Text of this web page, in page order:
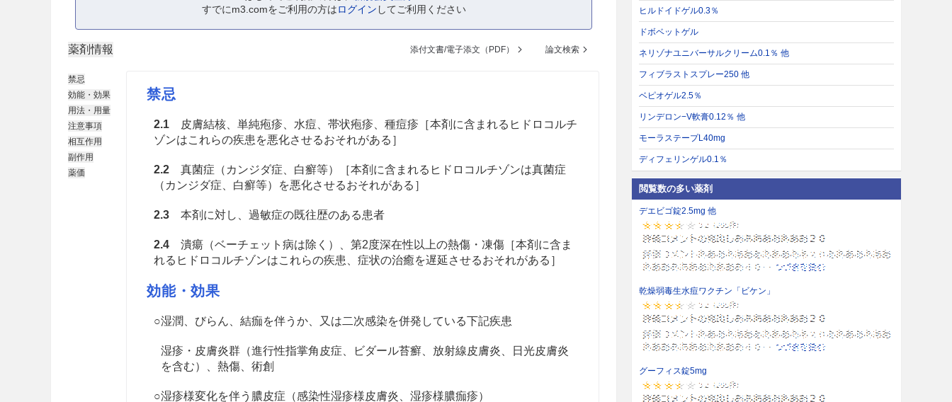
すでにm3.comをご利用の方はログイン してご利用ください
薬剤情報 添付文書/電子添文（PDF） 論文検索
禁忌
効能・効果
用法・用量
注意事項
相互作用
副作用
薬価
禁忌
2.1皮膚結核、単純疱疹、水痘、帯状疱疹、種痘疹［本剤に含まれるヒドロコルチ
ゾンはこれらの疾患を悪化させるおそれがある］
2.2真菌症（カンジダ症、白癬等）［本剤に含まれるヒドロコルチゾンは真菌症
（カンジダ症、白癬等）を悪化させるおそれがある］
2.3本剤に対し、過敏症の既往歴のある患者
2.4潰瘍（ベーチェット病は除く）、第2度深在性以上の熱傷・凍傷［本剤に含ま
れるヒドロコルチゾンはこれらの疾患、症状の治癒を遅延させるおそれがある］
効能・効果
○湿潤、びらん、結痂を伴うか、又は二次感染を併発している下記疾患
湿疹・皮膚炎群（進行性指掌角皮症、ビダール苔癬、放射線皮膚炎、日光皮膚炎
を含む）、熱傷、術創
○湿疹様変化を伴う膿皮症（感染性湿疹様皮膚炎、湿疹様膿痂疹）
ヒルドイドゲル0.3％
ドボベットゲル
ネリゾナユニバーサルクリーム0.1％ 他
フィブラストスプレー250 他
ベピオゲル2.5％
リンデロン−V軟膏0.12％ 他
モーラステープL40mg
ディフェリンゲル0.1％
閲覧数の多い薬剤
デエビゴ錠2.5mg 他
乾燥弱毒生水痘ワクチン「ビケン」
グーフィス錠5mg